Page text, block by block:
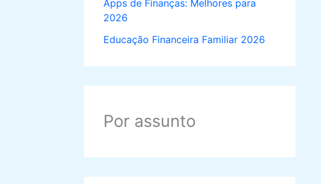
Apps de Finanças: Melhores para
2026
Educação Financeira Familiar 2026
Por assunto